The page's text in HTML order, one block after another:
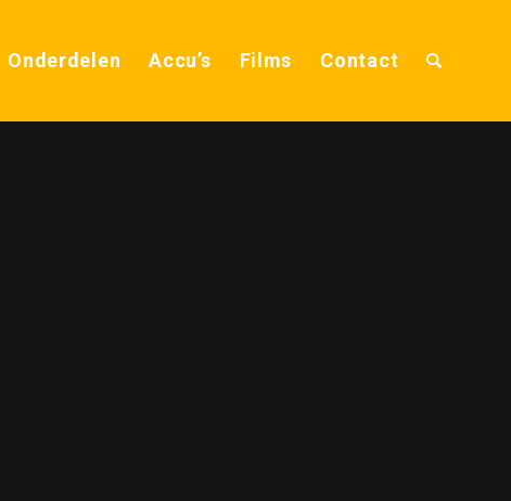
Onderdelen Accu’s Films Contact